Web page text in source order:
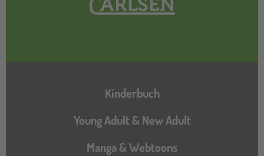
Hauptnavigation
Kinderbuch
Young Adult & New Adult
Manga & Webtoons